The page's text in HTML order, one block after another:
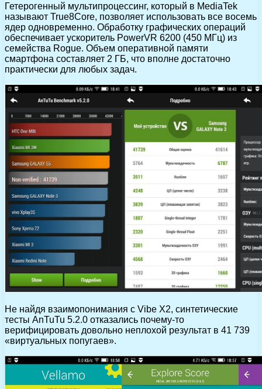
Гетерогенный мультипроцессинг, который в MediaTek
называют True8Core, позволяет использовать все восемь
ядер одновременно. Обработку графических операций
обеспечивает ускоритель PowerVR 6200 (450 МГц) из
семейства Rogue. Объем оперативной памяти
смартфона составляет 2 ГБ, что вполне достаточно
практически для любых задач.
Не найдя взаимопонимания с Vibe X2, синтетические
тесты AnTuTu 5.2.0 отказались почему-то
верифицировать довольно неплохой результат в 41 739
«виртуальных попугаев».